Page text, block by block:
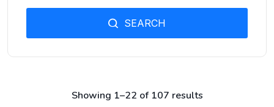
Showing 1–22 of 107 results
SEARCH